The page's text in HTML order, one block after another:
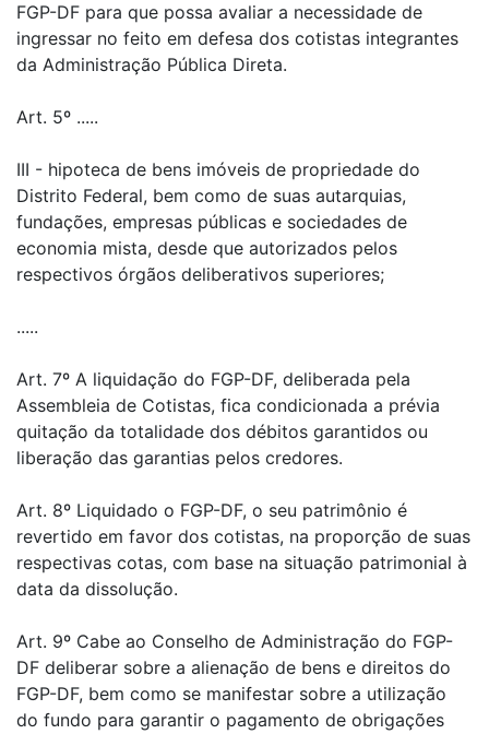
FGP-DF para que possa avaliar a necessidade de
ingressar no feito em defesa dos cotistas integrantes
da Administração Pública Direta.
Art. 5º .....
III - hipoteca de bens imóveis de propriedade do
Distrito Federal, bem como de suas autarquias,
fundações, empresas públicas e sociedades de
economia mista, desde que autorizados pelos
respectivos órgãos deliberativos superiores;
.....
Art. 7º A liquidação do FGP-DF, deliberada pela
Assembleia de Cotistas, fica condicionada a prévia
quitação da totalidade dos débitos garantidos ou
liberação das garantias pelos credores.
Art. 8º Liquidado o FGP-DF, o seu patrimônio é
revertido em favor dos cotistas, na proporção de suas
respectivas cotas, com base na situação patrimonial à
data da dissolução.
Art. 9º Cabe ao Conselho de Administração do FGP-
DF deliberar sobre a alienação de bens e direitos do
FGP-DF, bem como se manifestar sobre a utilização
do fundo para garantir o pagamento de obrigações